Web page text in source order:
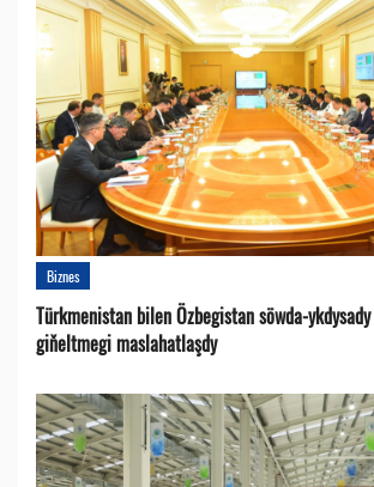
Biznes
Türkmenistan bilen Özbegistan söwda-
giňeltmegi maslahatlaşdy